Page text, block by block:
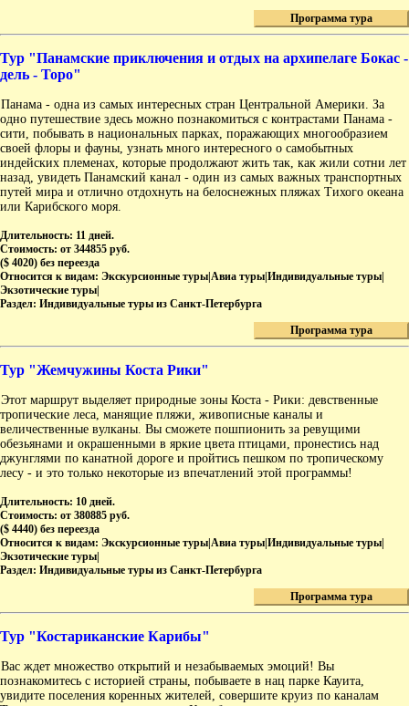
Программа тура
Тур "Панамские приключения и отдых на архипелаге Бокас -
дель - Торо"
Панама - одна из самых интересных стран Центральной Америки. За
одно путешествие здесь можно познакомиться с контрастами Панама -
сити, побывать в национальных парках, поражающих многообразием
своей флоры и фауны, узнать много интересного о самобытных
индейских племенах, которые продолжают жить так, как жили сотни лет
назад, увидеть Панамский канал - один из самых важных транспортных
путей мира и отлично отдохнуть на белоснежных пляжах Тихого океана
или Карибского моря.
Длительность: 11 дней.
Стоимость: от 344855 руб.
($ 4020) без переезда
Относится к видам: Экскурсионные туры|Авиа туры|Индивидуальные туры|
Экзотические туры|
Раздел: Индивидуальные туры из Санкт-Петербурга
Программа тура
Тур "Жемчужины Коста Рики"
Этот маршрут выделяет природные зоны Коста - Рики: девственные
тропические леса, манящие пляжи, живописные каналы и
величественные вулканы. Вы сможете пошпионить за ревущими
обезьянами и окрашенными в яркие цвета птицами, пронестись над
джунглями по канатной дороге и пройтись пешком по тропическому
лесу - и это только некоторые из впечатлений этой программы!
Длительность: 10 дней.
Стоимость: от 380885 руб.
($ 4440) без переезда
Относится к видам: Экскурсионные туры|Авиа туры|Индивидуальные туры|
Экзотические туры|
Раздел: Индивидуальные туры из Санкт-Петербурга
Программа тура
Тур "Костариканские Карибы"
Вас ждет множество открытий и незабываемых эмоций! Вы
познакомитесь с историей страны, побываете в нац парке Кауита,
увидите поселения коренных жителей, совершите круиз по каналам